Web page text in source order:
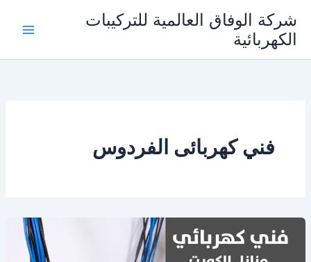
المحتوى
شركة الوفاق العالمية للتركيبات
الكهربائية
فني كهربائى الفردوس